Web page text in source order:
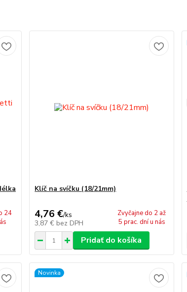
24
Klíč na svíčku (18/21mm)
4,76 €/ks
3,87 € bez DPH
Zvyčajne do 2 až
5 prac. dní u nás
Pridať do košíka
Novinka